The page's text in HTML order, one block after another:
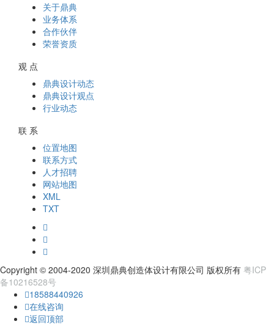
关于鼎典
业务体系
合作伙伴
荣誉资质
观 点
鼎典设计动态
鼎典设计观点
行业动态
联 系
位置地图
联系方式
人才招聘
网站地图
XML
TXT
Copyright © 2004-2020 深圳鼎典创造体设计有限公司 版权所有 粤ICP
备10216528号
18588440926
在线咨询
返回顶部